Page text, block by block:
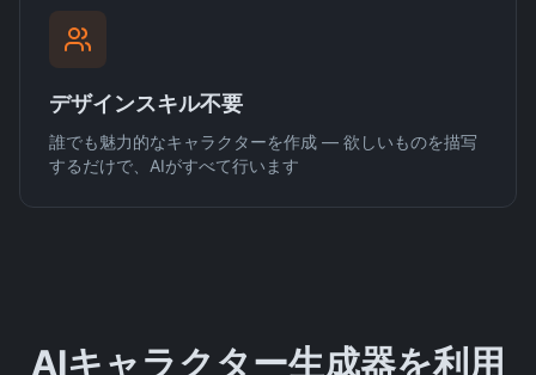
デザインスキル不要
誰でも魅力的なキャラクターを作成 — 欲しいものを描写
するだけで、AIがすべて行います
AIキャラクター生成器を利用